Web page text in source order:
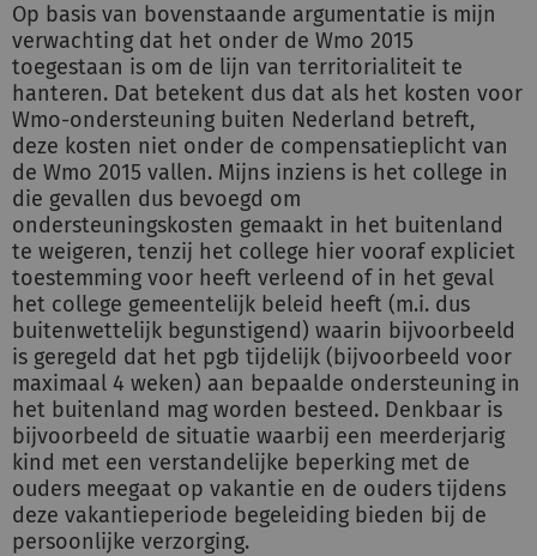
Op basis van bovenstaande argumentatie is mijn
verwachting dat het onder de Wmo 2015
toegestaan is om de lijn van territorialiteit te
hanteren. Dat betekent dus dat als het kosten voor
Wmo-ondersteuning buiten Nederland betreft,
deze kosten niet onder de compensatieplicht van
de Wmo 2015 vallen. Mijns inziens is het college in
die gevallen dus bevoegd om
ondersteuningskosten gemaakt in het buitenland
te weigeren, tenzij het college hier vooraf expliciet
toestemming voor heeft verleend of in het geval
het college gemeentelijk beleid heeft (m.i. dus
buitenwettelijk begunstigend) waarin bijvoorbeeld
is geregeld dat het pgb tijdelijk (bijvoorbeeld voor
maximaal 4 weken) aan bepaalde ondersteuning in
het buitenland mag worden besteed. Denkbaar is
bijvoorbeeld de situatie waarbij een meerderjarig
kind met een verstandelijke beperking met de
ouders meegaat op vakantie en de ouders tijdens
deze vakantieperiode begeleiding bieden bij de
persoonlijke verzorging.